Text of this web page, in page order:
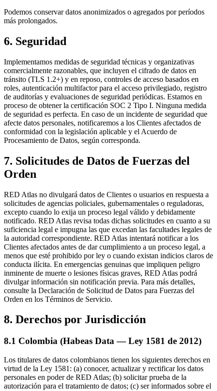
Podemos conservar datos anonimizados o agregados por períodos
más prolongados.
6. Seguridad
Implementamos medidas de seguridad técnicas y organizativas
comercialmente razonables, que incluyen el cifrado de datos en
tránsito (TLS 1.2+) y en reposo, controles de acceso basados en
roles, autenticación multifactor para el acceso privilegiado, registro
de auditorías y evaluaciones de seguridad periódicas. Estamos en
proceso de obtener la certificación SOC 2 Tipo I. Ninguna medida
de seguridad es perfecta. En caso de un incidente de seguridad que
afecte datos personales, notificaremos a los Clientes afectados de
conformidad con la legislación aplicable y el Acuerdo de
Procesamiento de Datos, según corresponda.
7. Solicitudes de Datos de Fuerzas del
Orden
RED Atlas no divulgará datos de Clientes o usuarios en respuesta a
solicitudes de agencias policiales, gubernamentales o reguladoras,
excepto cuando lo exija un proceso legal válido y debidamente
notificado. RED Atlas revisa todas dichas solicitudes en cuanto a su
suficiencia legal e impugna las que excedan las facultades legales de
la autoridad correspondiente. RED Atlas intentará notificar a los
Clientes afectados antes de dar cumplimiento a un proceso legal, a
menos que esté prohibido por ley o cuando existan indicios claros de
conducta ilícita. En emergencias genuinas que impliquen peligro
inminente de muerte o lesiones físicas graves, RED Atlas podrá
divulgar información sin notificación previa. Para más detalles,
consulte la Declaración de Solicitud de Datos para Fuerzas del
Orden en los Términos de Servicio.
8. Derechos por Jurisdicción
8.1 Colombia (Habeas Data — Ley 1581 de 2012)
Los titulares de datos colombianos tienen los siguientes derechos en
virtud de la Ley 1581: (a) conocer, actualizar y rectificar los datos
personales en poder de RED Atlas; (b) solicitar prueba de la
autorización para el tratamiento de datos; (c) ser informados sobre el